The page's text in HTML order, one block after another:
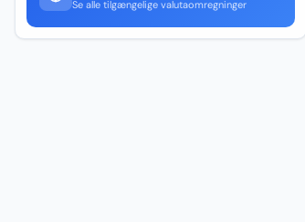
Se alle tilgængelige valutaomregninger